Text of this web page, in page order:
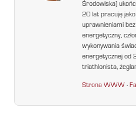
Środowiska)
20 lat pracuję
uprawnieniami
energetyczny,
wykonywania
energetycznej od
triathlonista,
Strona WWW ·